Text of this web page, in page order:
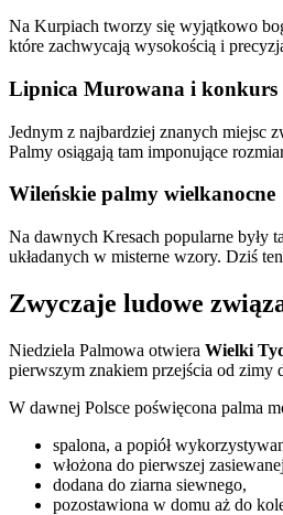
Na Kurpiach tworzy się wyjątkowo
które zachwycają wysokością i
Lipnica Murowana i konkurs
Jednym z najbardziej znanych miejsc
Palmy osiągają tam imponujące
Wileńskie palmy wielkanocne
Na dawnych Kresach popularne były
układanych w misterne wzory. Dziś
Zwyczaje ludowe
Niedziela Palmowa otwiera Wielki
pierwszym znakiem przejścia od zimy
W dawnej Polsce poświęcona palma
spalona, a popiół
włożona do pierwszej
dodana do ziarna siewnego,
pozostawiona w domu aż do